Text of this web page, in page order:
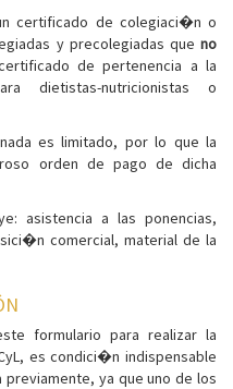
certificado de colegiaci�n o
y precolegiadas que no
de pertenencia a la
dietistas-nutricionistas o
es limitado, por lo que la
orden de pago de dicha
asistencia a las ponencias,
comercial, material de la
formulario para realizar la
es condici�n indispensable
ya que uno de los